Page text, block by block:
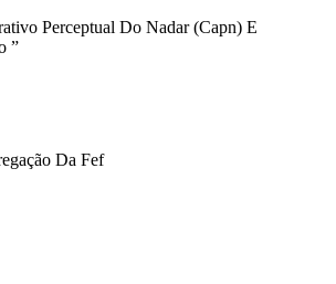
Perceptual Do Nadar (Capn) E
”
Da Fef